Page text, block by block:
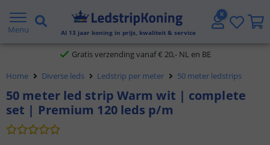
Menu Al 13 jaar koning in prijs, kwaliteit & service
5 jaar garantie
Gratis verzending vanaf € 20,- NL en BE
Klantbeoordeling 9.1
Voor 23:45 uur besteld,morgen in huis
Home Diverse leds Ledstrip per meter 50 meter ledstrips
50 meter led strip Warm wit | complete
set | Premium 120 leds p/m